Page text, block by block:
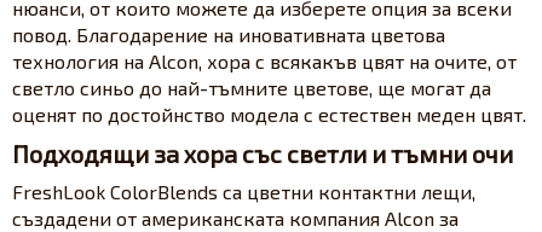
нюанси, от които можете да изберете опция за всеки
повод. Благодарение на иновативната цветова
технология на Alcon, хора с всякакъв цвят на очите, от
светло синьо до най-тъмните цветове, ще могат да
оценят по достойнство модела с естествен меден цвят.
Подходящи за хора със светли и тъмни очи
FreshLook ColorBlends са цветни контактни лещи,
създадени от американската компания Alcon за